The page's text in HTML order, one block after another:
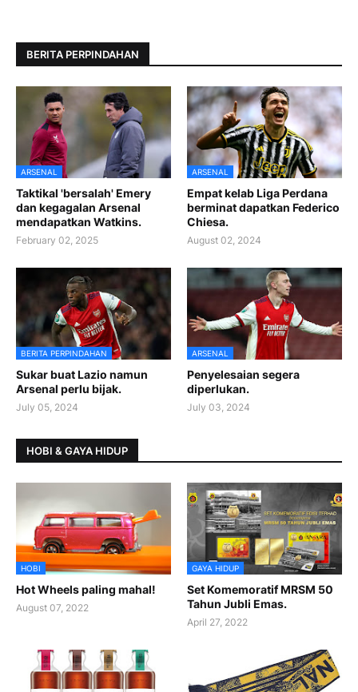
BERITA PERPINDAHAN
ARSENAL
Taktikal 'bersalah' Emery
dan kegagalan Arsenal
mendapatkan Watkins.
February 02, 2025
ARSENAL
Empat kelab Liga Perdana
berminat dapatkan Federico
Chiesa.
August 02, 2024
BERITA PERPINDAHAN
Sukar buat Lazio namun
Arsenal perlu bijak.
July 05, 2024
ARSENAL
Penyelesaian segera
diperlukan.
July 03, 2024
HOBI & GAYA HIDUP
HOBI
Hot Wheels paling mahal!
August 07, 2022
GAYA HIDUP
Set Komemoratif MRSM 50
Tahun Jubli Emas.
April 27, 2022